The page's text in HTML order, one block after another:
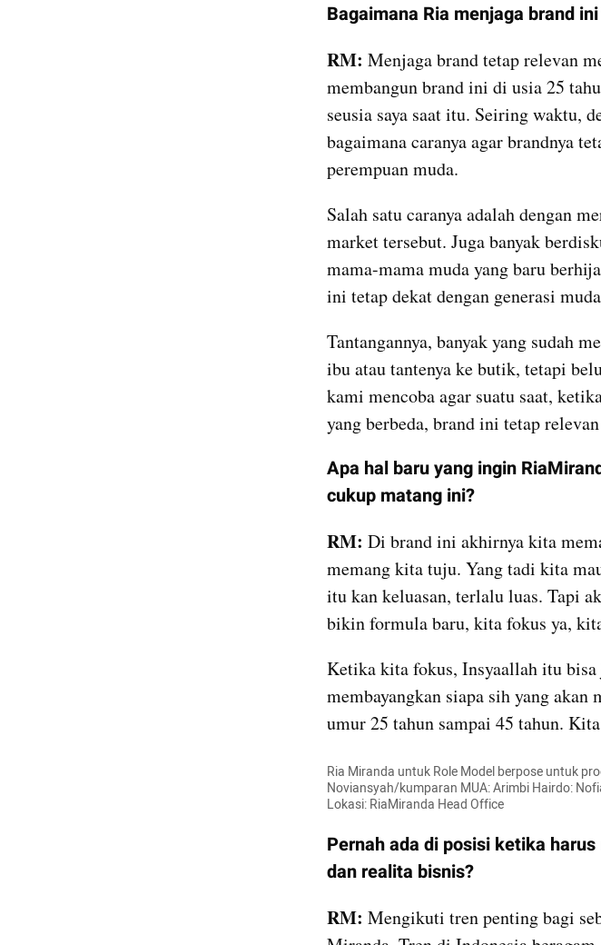
Bagaimana Ria menjaga brand
RM: Menjaga brand tetap relevan
membangun brand ini di usia 25
seusia saya saat itu. Seiring waktu,
bagaimana caranya agar brandnya
perempuan muda.
Salah satu caranya adalah dengan
market tersebut. Juga banyak
mama-mama muda yang baru
ini tetap dekat dengan generasi
Tantangannya, banyak yang sudah
ibu atau tantenya ke butik, tetapi
kami mencoba agar suatu saat,
yang berbeda, brand ini tetap
Apa hal baru yang ingin
cukup matang ini?
RM: Di brand ini akhirnya kita
memang kita tuju. Yang tadi kita
itu kan keluasan, terlalu luas. Tapi
bikin formula baru, kita fokus ya,
Ketika kita fokus, Insyaallah itu
membayangkan siapa sih yang
umur 25 tahun sampai 45 tahun.
Ria Miranda untuk Role Model berpose untuk
Noviansyah/kumparan MUA: Arimbi Hairdo:
Lokasi: RiaMiranda Head Office
Pernah ada di posisi ketika
dan realita bisnis?
RM: Mengikuti tren penting bagi